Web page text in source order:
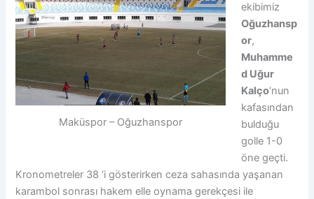
Maküspor – Oğuzhanspor
ekibimiz
Oğuzhansp
or,
Muhamme
d Uğur
Kalço‘nun
kafasından
bulduğu
golle 1-0
öne geçti.
Kronometreler 38 ‘i gösterirken ceza sahasında yaşanan
karambol sonrası hakem elle oynama gerekçesi ile